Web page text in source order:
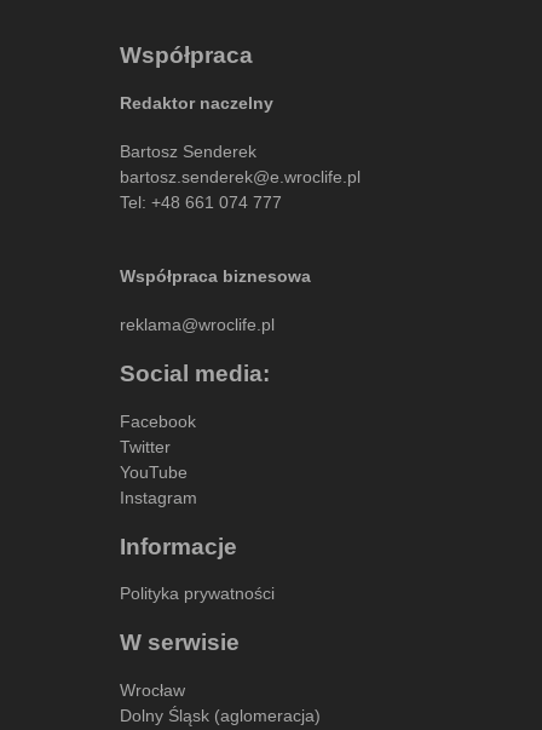
Współpraca
Redaktor naczelny
Bartosz Senderek
bartosz.senderek@e.wroclife.pl
Tel: +48 661 074 777
Współpraca biznesowa
reklama@wroclife.pl
Social media:
Facebook
Twitter
YouTube
Instagram
Informacje
Polityka prywatności
W serwisie
Wrocław
Dolny Śląsk (aglomeracja)